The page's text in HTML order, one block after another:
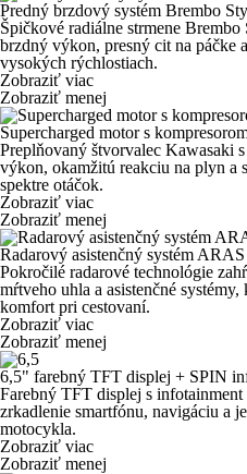
Predný brzdový systém Brembo
Špičkové radiálne strmene
brzdný výkon, presný cit na páčke
vysokých rýchlostiach.
Zobraziť viac
Zobraziť menej
Supercharged motor s
Preplňovaný štvorvalec Kawasaki
výkon, okamžitú reakciu na plyn a
spektre otáčok.
Zobraziť viac
Zobraziť menej
Radarový asistenčný systém ARAS
Pokročilé radarové technológie
mŕtveho uhla a asistenčné
komfort pri cestovaní.
Zobraziť viac
Zobraziť menej
6,5" farebný TFT displej + SPIN
Farebný TFT displej s
zrkadlenie smartfónu, navigáciu a
motocykla.
Zobraziť viac
Zobraziť menej